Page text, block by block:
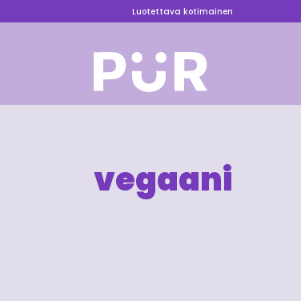
Luotettava kotimainen
vegaani